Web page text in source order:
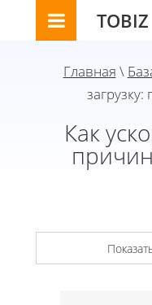
TOBIZ
Главная \
Как